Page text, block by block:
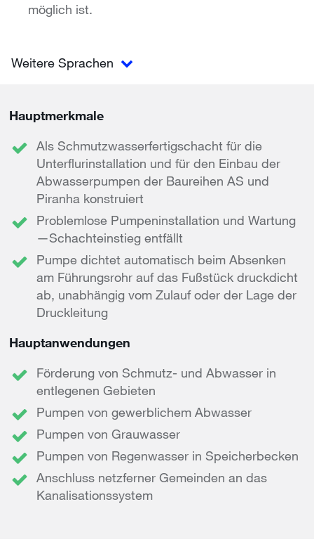
möglich ist.
Weitere Sprachen
Hauptmerkmale
Als Schmutzwasserfertigschacht für die
Unterflurinstallation und für den Einbau der
Abwasserpumpen der Baureihen AS und
Piranha konstruiert
Problemlose Pumpeninstallation und Wartung
—Schachteinstieg entfällt
Pumpe dichtet automatisch beim Absenken
am Führungsrohr auf das Fußstück druckdicht
ab, unabhängig vom Zulauf oder der Lage der
Druckleitung
Hauptanwendungen
Förderung von Schmutz- und Abwasser in
entlegenen Gebieten
Pumpen von gewerblichem Abwasser
Pumpen von Grauwasser
Pumpen von Regenwasser in Speicherbecken
Anschluss netzferner Gemeinden an das
Kanalisationssystem